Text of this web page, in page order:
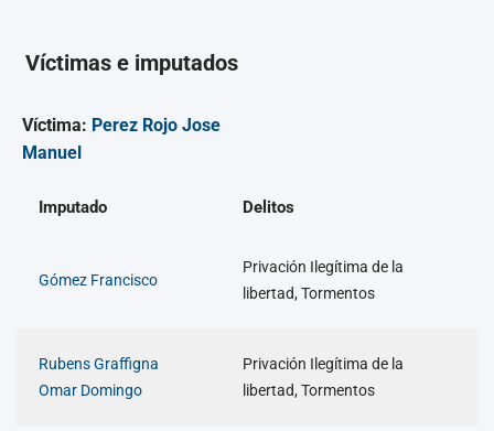
Víctimas e imputados
Víctima: Perez Rojo Jose
Manuel
Imputado Delitos
Gómez Francisco
Privación Ilegítima de la
libertad, Tormentos
Rubens Graffigna
Omar Domingo
Privación Ilegítima de la
libertad, Tormentos